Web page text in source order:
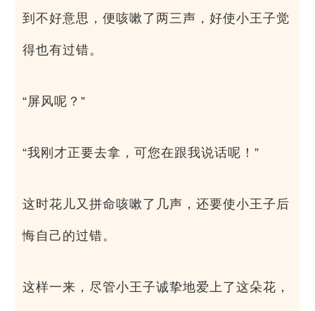
到不好意思，便咳嗽了两三声，好使小王子觉
得也有过错。
“屏风呢？”
“我刚才正要去拿，可您在跟我说话呢！”
这时花儿又拼命咳嗽了几声，还要使小王子后
悔自己的过错。
这样一来，尽管小王子诚挚地爱上了这朵花，